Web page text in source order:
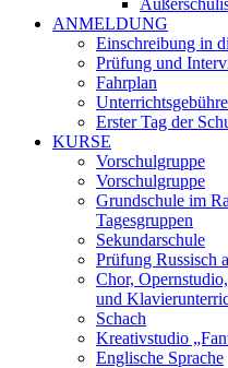
ANMELDUNG
Einschreibung in
Prüfung und
Fahrplan
Erster Tag der
KURSE
Vorschulgruppe
Vorschulgruppe
Grundschule im
Tagesgruppen
Sekundarschule
Prüfung Russisch
Chor,
und
Schach
Kreativstudio
Englische Sprache